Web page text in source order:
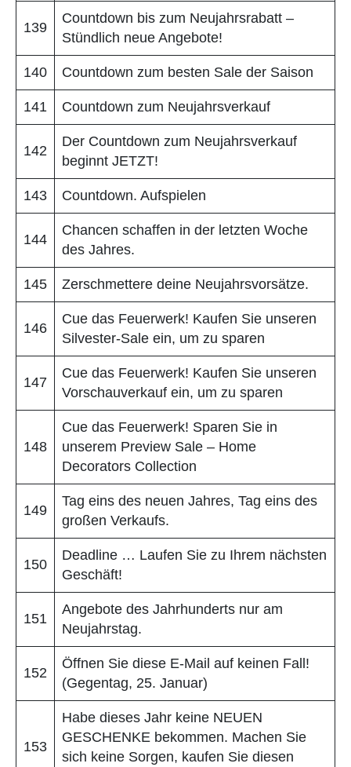
139
Countdown bis zum Neujahrsrabatt –
Stündlich neue Angebote!
140 Countdown zum besten Sale der Saison
141 Countdown zum Neujahrsverkauf
142
Der Countdown zum Neujahrsverkauf
beginnt JETZT!
143 Countdown. Aufspielen
144
Chancen schaffen in der letzten Woche
des Jahres.
145 Zerschmettere deine Neujahrsvorsätze.
146
Cue das Feuerwerk! Kaufen Sie unseren
Silvester-Sale ein, um zu sparen
147
Cue das Feuerwerk! Kaufen Sie unseren
Vorschauverkauf ein, um zu sparen
148
Cue das Feuerwerk! Sparen Sie in
unserem Preview Sale – Home
Decorators Collection
149
Tag eins des neuen Jahres, Tag eins des
großen Verkaufs.
150
Deadline … Laufen Sie zu Ihrem nächsten
Geschäft!
151
Angebote des Jahrhunderts nur am
Neujahrstag.
152
Öffnen Sie diese E-Mail auf keinen Fall!
(Gegentag, 25. Januar)
153
Habe dieses Jahr keine NEUEN
GESCHENKE bekommen. Machen Sie
sich keine Sorgen, kaufen Sie diesen